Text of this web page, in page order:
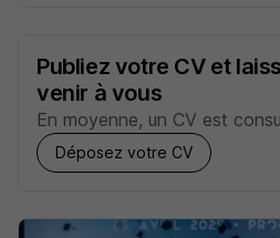
Publiez votre CV et
venir à vous
En moyenne, un CV est
Déposez votre CV